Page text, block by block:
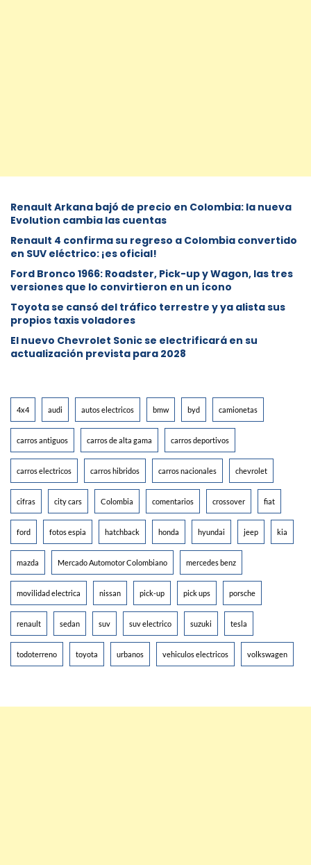
Renault Arkana bajó de precio en Colombia: la nueva
Evolution cambia las cuentas
Renault 4 confirma su regreso a Colombia convertido
en SUV eléctrico: ¡es oficial!
Ford Bronco 1966: Roadster, Pick-up y Wagon, las tres
versiones que lo convirtieron en un ícono
Toyota se cansó del tráfico terrestre y ya alista sus
propios taxis voladores
El nuevo Chevrolet Sonic se electrificará en su
actualización prevista para 2028
4x4 audi autos electricos bmw byd camionetas
carros antiguos carros de alta gama carros deportivos
carros electricos carros hibridos carros nacionales chevrolet
cifras city cars Colombia comentarios crossover fiat
ford fotos espia hatchback honda hyundai jeep kia
mazda Mercado Automotor Colombiano mercedes benz
movilidad electrica nissan pick-up pick ups porsche
renault sedan suv suv electrico suzuki tesla
todoterreno toyota urbanos vehiculos electricos volkswagen